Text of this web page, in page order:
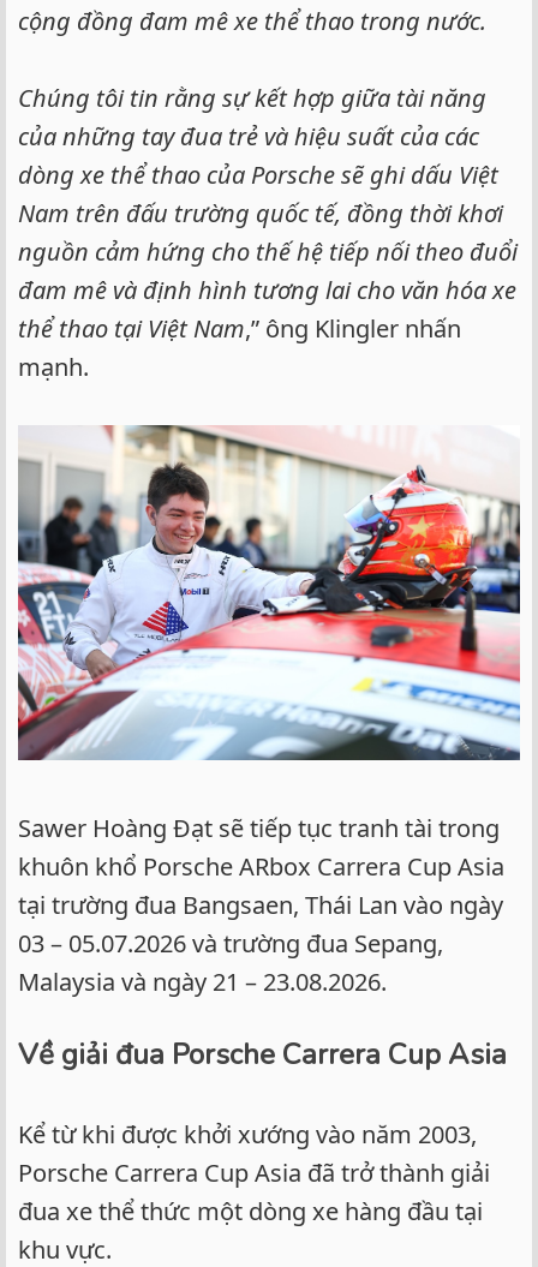
cộng đồng đam mê xe thể thao trong nước.
Chúng tôi tin rằng sự kết hợp giữa tài năng
của những tay đua trẻ và hiệu suất của các
dòng xe thể thao của Porsche sẽ ghi dấu Việt
Nam trên đấu trường quốc tế, đồng thời khơi
nguồn cảm hứng cho thế hệ tiếp nối theo đuổi
đam mê và định hình tương lai cho văn hóa xe
thể thao tại Việt Nam,” ông Klingler nhấn
mạnh.
Sawer Hoàng Đạt sẽ tiếp tục tranh tài trong
khuôn khổ Porsche ARbox Carrera Cup Asia
tại trường đua Bangsaen, Thái Lan vào ngày
03 – 05.07.2026 và trường đua Sepang,
Malaysia và ngày 21 – 23.08.2026.
Về giải đua Porsche Carrera Cup Asia
Kể từ khi được khởi xướng vào năm 2003,
Porsche Carrera Cup Asia đã trở thành giải
đua xe thể thức một dòng xe hàng đầu tại
khu vực.